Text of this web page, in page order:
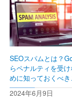
SEOスパムとは？
らペナルティを受
めに知っておくべき
2024年6月9日